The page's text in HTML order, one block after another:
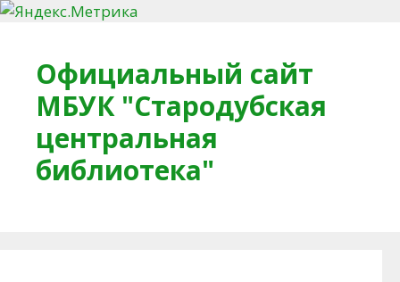
Официальный сайт
МБУК "Стародубская
центральная
библиотека"